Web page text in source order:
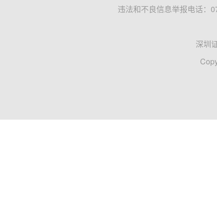
违法和不良信息举报电话：
深圳